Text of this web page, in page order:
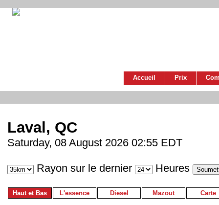
Accueil Prix
Laval, QC
Saturday, 08 August 2026 02:55 EDT
Rayon sur le dernier Heures
Haut et Bas L'essence Diesel Mazout Carte